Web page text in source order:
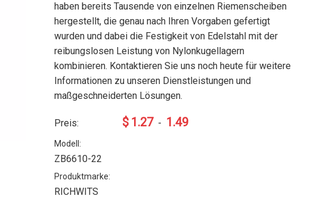
haben bereits Tausende von einzelnen Riemenscheiben
hergestellt, die genau nach Ihren Vorgaben gefertigt
wurden und dabei die Festigkeit von Edelstahl mit der
reibungslosen Leistung von Nylonkugellagern
kombinieren. Kontaktieren Sie uns noch heute für weitere
Informationen zu unseren Dienstleistungen und
maßgeschneiderten Lösungen.
Preis: $ 1.27 - 1.49
Modell:
ZB6610-22
Produktmarke:
RICHWITS